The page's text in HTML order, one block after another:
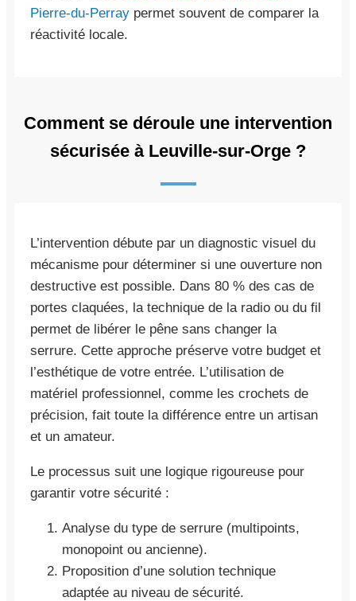
Pierre-du-Perray permet souvent de comparer la
réactivité locale.
Comment se déroule une intervention
sécurisée à Leuville-sur-Orge ?
L’intervention débute par un diagnostic visuel du
mécanisme pour déterminer si une ouverture non
destructive est possible. Dans 80 % des cas de
portes claquées, la technique de la radio ou du fil
permet de libérer le pêne sans changer la
serrure. Cette approche préserve votre budget et
l’esthétique de votre entrée. L’utilisation de
matériel professionnel, comme les crochets de
précision, fait toute la différence entre un artisan
et un amateur.
Le processus suit une logique rigoureuse pour
garantir votre sécurité :
Analyse du type de serrure (multipoints,
monopoint ou ancienne).
Proposition d’une solution technique
adaptée au niveau de sécurité.